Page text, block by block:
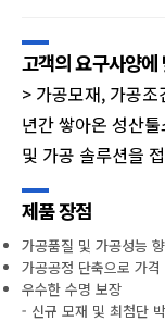
고객의 요구사양
> 가공모재, 가공
년간 쌓아온 성산
및 가공 솔루션을
제품 장점
가공품질 및 가공성능
가공공정 단축으로 가
우수한 수명 보장
- 신규 모재 및 최첨단